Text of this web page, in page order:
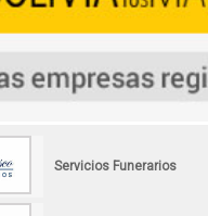
Servicios Funerarios